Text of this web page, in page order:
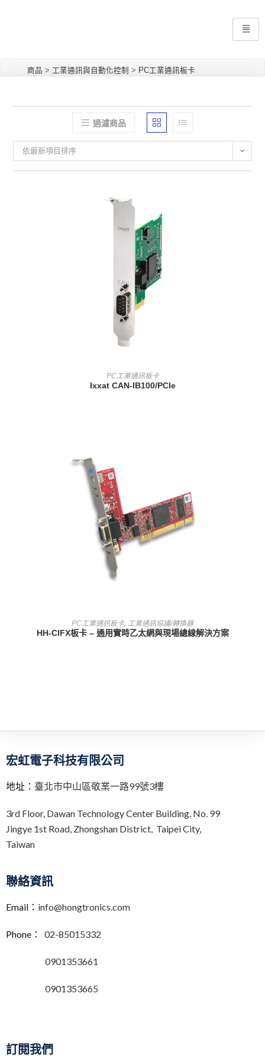
商品 > 工業通訊與自動化控制 > PC工業通訊板卡
過濾商品
依最新項目排序
查看內容
PC工業通訊板卡
Ixxat CAN-IB100/PCIe
查看內容
PC工業通訊板卡, 工業通訊協議/轉換器
HH-CIFX板卡 – 通用實時乙太網與現場總線解決方案
宏虹電子科技有限公司
地址： 臺北市中山區敬業一路99號3樓
3rd Floor, Dawan Technology Center Building, No. 99
Jingye 1st Road, Zhongshan District, Taipei City,
Taiwan
聯絡資訊
Email： info@hongtronics.com
Phone： 02-85015332
0901353661
0901353665
訂閱我們